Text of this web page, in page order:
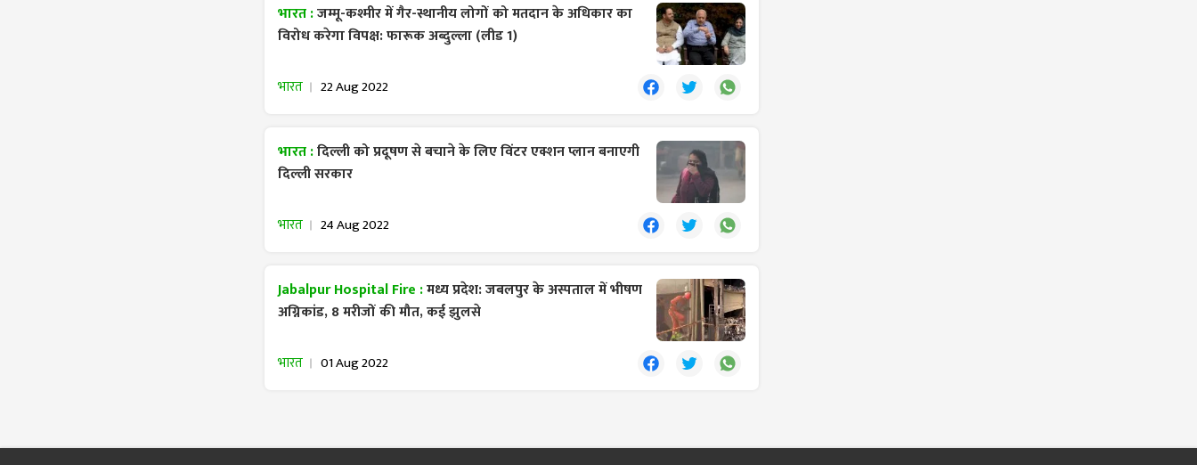
भारत :जम्मू-कश्मीर में गैर-स्थानीय लोगों को मतदान के अधिकार का
विरोध करेगा विपक्ष: फारूक अब्दुल्ला (लीड 1)
भारत 22 Aug 2022
भारत :दिल्ली को प्रदूषण से बचाने के लिए विंटर एक्शन प्लान बनाएगी
दिल्ली सरकार
भारत 24 Aug 2022
Jabalpur Hospital Fire :मध्य प्रदेश: जबलपुर के अस्पताल में भीषण
अग्निकांड, 8 मरीजों की मौत, कई झुलसे
भारत 01 Aug 2022